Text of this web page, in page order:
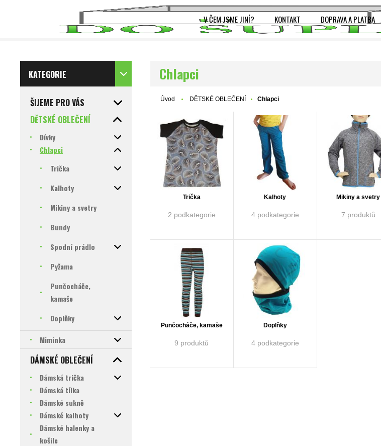
V ČEM JSME JINÍ? KONTAKT DOPRAVA A PLATBA
KATEGORIE
ŠIJEME PRO VÁS
DĚTSKÉ OBLEČENÍ
Dívky
Chlapci
Trička
Kalhoty
Mikiny a svetry
Bundy
Spodní prádlo
Pyžama
Punčocháče,
kamaše
Doplňky
Miminka
DÁMSKÉ OBLEČENÍ
Dámská trička
Dámská tílka
Dámské sukně
Dámské kalhoty
Dámské halenky a
košile
Chlapci
Úvod DĚTSKÉ OBLEČENÍ Chlapci
Trička
2 podkategorie
Kalhoty
4 podkategorie
Mikiny a svetry
7 produktů
Punčocháče, kamaše
9 produktů
Doplňky
4 podkategorie